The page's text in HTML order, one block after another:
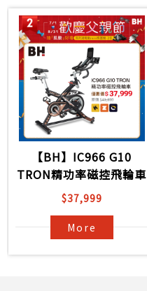
【BH】IC966 G10
TRON精功率磁控飛輪車
$37,999
More